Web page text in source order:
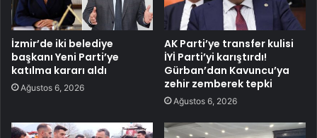
İzmir’de iki belediye
başkanı Yeni Parti’ye
katılma kararı aldı
Ağustos 6, 2026
AK Parti’ye transfer kulisi
İYİ Parti’yi karıştırdı!
Gürban’dan Kavuncu’ya
zehir zemberek tepki
Ağustos 6, 2026